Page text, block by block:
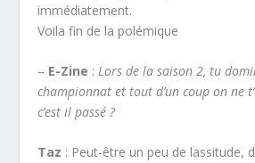
immédiatement.
Voila fin de la polémique
– E-Zine :Lors de la saison 2, tu
championnat et tout d’un coup on ne
c’est il passé ?
Taz : Peut-être un peu de lassitude,